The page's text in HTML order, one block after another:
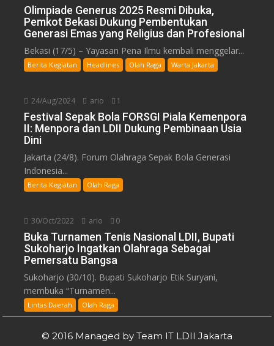
Olimpiade Generus 2025 Resmi Dibuka,
Pemkot Bekasi Dukung Pembentukan
Generasi Emas yang Religius dan Profesional
Bekasi (17/5) – Yayasan Pena Ilmu kembali menggelar...
Berita Kegiatan Headlines Olah Raga Warta Jakarta
24/Aug/2024 ario 1
Festival Sepak Bola FORSGI Piala Kemenpora
II: Menpora dan LDII Dukung Pembinaan Usia
Dini
Jakarta (24/8). Forum Olahraga Sepak Bola Generasi
Indonesia...
Berita Kegiatan Olah Raga
30/Oct/2022 ario 0
Buka Turnamen Tenis Nasional LDII, Bupati
Sukoharjo Ingatkan Olahraga Sebagai
Pemersatu Bangsa
Sukoharjo (30/10). Bupati Sukoharjo Etik Suryani,
membuka “Turnamen...
Lintas Daerah Olah Raga
© 2016 Managed by Team IT LDII Jakarta